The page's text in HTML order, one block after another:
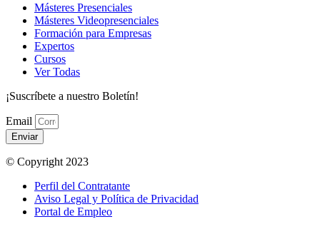
Másteres Presenciales
Másteres Videopresenciales
Formación para Empresas
Expertos
Cursos
Ver Todas
¡Suscríbete a nuestro Boletín!
Email
Enviar
© Copyright 2023
Perfil del Contratante
Aviso Legal y Política de Privacidad
Portal de Empleo